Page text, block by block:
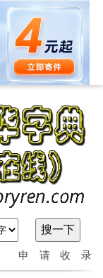
申请收录